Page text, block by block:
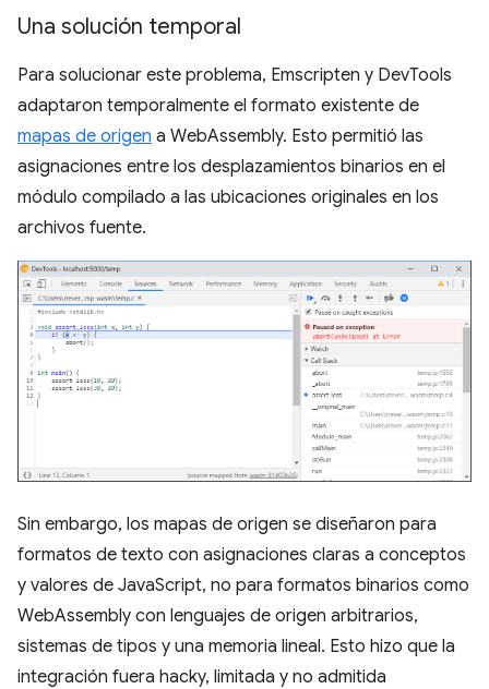
Una solución temporal
Para solucionar este problema, Emscripten y DevTools
adaptaron temporalmente el formato existente de
mapas de origen a WebAssembly. Esto permitió las
asignaciones entre los desplazamientos binarios en el
módulo compilado a las ubicaciones originales en los
archivos fuente.
Sin embargo, los mapas de origen se diseñaron para
formatos de texto con asignaciones claras a conceptos
y valores de JavaScript, no para formatos binarios como
WebAssembly con lenguajes de origen arbitrarios,
sistemas de tipos y una memoria lineal. Esto hizo que la
integración fuera hacky, limitada y no admitida